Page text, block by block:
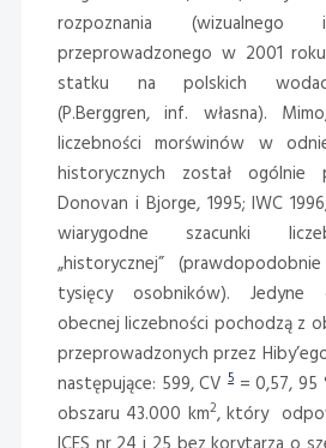
rozpoznania (wizualnego
przeprowadzonego w 2001
statku na polskich
(P.Berggren, inf. własna).
liczebności morświnów w
historycznych został ogólnie
Donovan i Bjorge, 1995; IWC
wiarygodne szacunki
„historycznej”
tysięcy osobników). Jedyne
obecnej liczebności pochodzą z
przeprowadzonych przez
następujące: 599, CV5 = 0,57, 95
obszaru 43.000 km2, który